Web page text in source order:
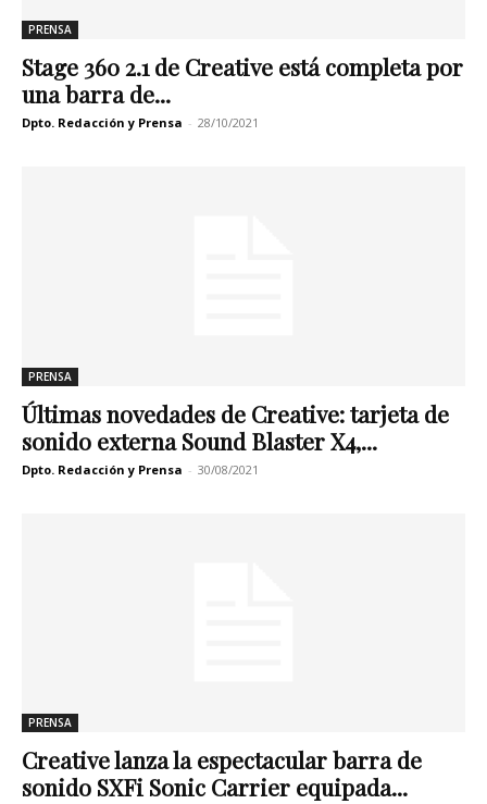
PRENSA
Stage 360 2.1 de Creative está completa por
una barra de...
Dpto. Redacción y Prensa - 28/10/2021
PRENSA
Últimas novedades de Creative: tarjeta de
sonido externa Sound Blaster X4,...
Dpto. Redacción y Prensa - 30/08/2021
PRENSA
Creative lanza la espectacular barra de
sonido SXFi Sonic Carrier equipada...